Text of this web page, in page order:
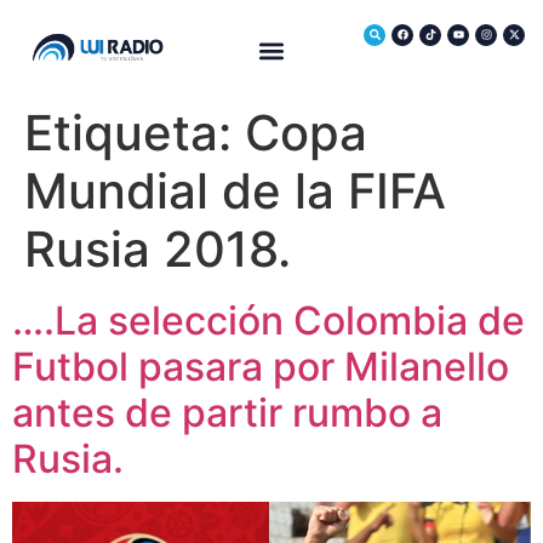
Etiqueta: Copa
Mundial de la FIFA
Rusia 2018.
….La selección Colombia de
Futbol pasara por Milanello
antes de partir rumbo a
Rusia.